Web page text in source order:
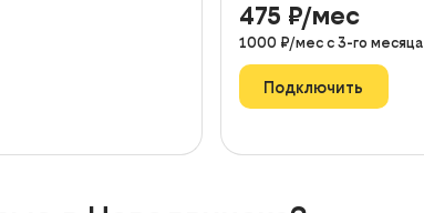
475 ₽/мес
1000 ₽/мес с 3-го месяца
Подключить